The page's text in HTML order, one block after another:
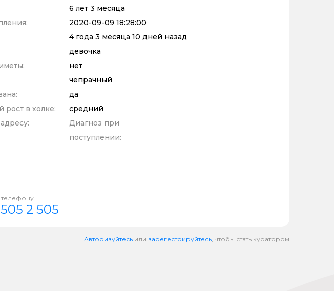
6 лет 3 месяца
2020-09-09 18:28:00
4 года 3 месяца 10 дней назад
девочка
нет
чепрачный
да
в холке:
средний
Диагноз при
поступлении:
телефону
2 505
Авторизуйтесь или зарегестрируйтесь, чтобы стать куратором